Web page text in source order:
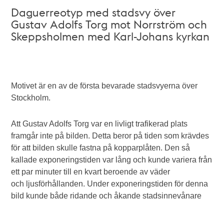
Daguerreotyp med stadsvy över
Gustav Adolfs Torg mot Norrström och
Skeppsholmen med Karl-Johans kyrkan
Motivet är en av de första bevarade stadsvyerna över
Stockholm.
Att Gustav Adolfs Torg var en livligt trafikerad plats
framgår inte på bilden. Detta beror på tiden som krävdes
för att bilden skulle fastna på kopparplåten. Den så
kallade exponeringstiden var lång och kunde variera från
ett par minuter till en kvart beroende av väder
och ljusförhållanden. Under exponeringstiden för denna
bild kunde både ridande och åkande stadsinnevånare